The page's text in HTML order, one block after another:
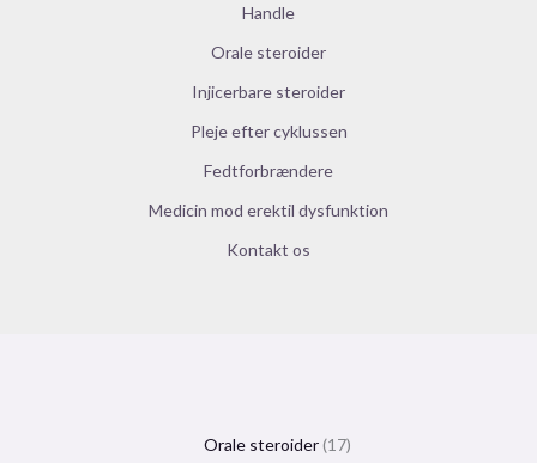
Handle
Orale steroider
Injicerbare steroider
Pleje efter cyklussen
Fedtforbrændere
Medicin mod erektil dysfunktion
Kontakt os
Orale steroider 17